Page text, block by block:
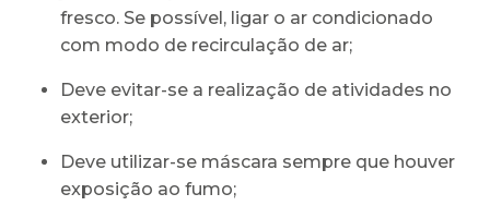
fresco. Se possível, ligar o ar condicionado
com modo de recirculação de ar;
Deve evitar-se a realização de atividades no
exterior;
Deve utilizar-se máscara sempre que houver
exposição ao fumo;